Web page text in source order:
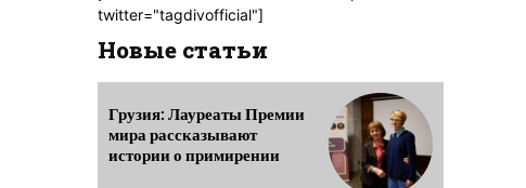
twitter="tagdivofficial"]
Новые статьи
Грузия: Лауреаты Премии
мира рассказывают
истории о примирении